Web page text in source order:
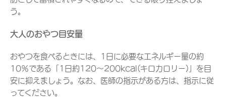
う。
大人のおやつ目安量
おやつを食べるときには、1日に必要なエネルギー量の約
10％である「1日約120～200kcal(キロカロリー)」を目
安に抑えましょう。なお、医師の指示がある方は、指示に従
ってください。